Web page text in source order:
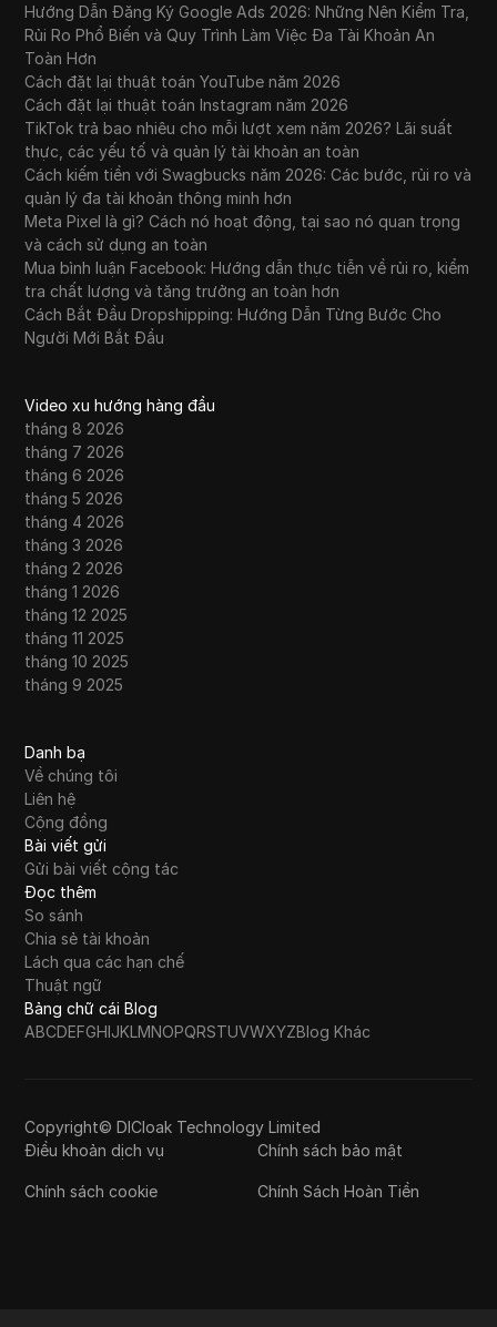
Hướng Dẫn Đăng Ký Google Ads 2026: Những Nên Kiểm Tra,
Rủi Ro Phổ Biến và Quy Trình Làm Việc Đa Tài Khoản An
Toàn Hơn
Cách đặt lại thuật toán YouTube năm 2026
Cách đặt lại thuật toán Instagram năm 2026
TikTok trả bao nhiêu cho mỗi lượt xem năm 2026? Lãi suất
thực, các yếu tố và quản lý tài khoản an toàn
Cách kiếm tiền với Swagbucks năm 2026: Các bước, rủi ro và
quản lý đa tài khoản thông minh hơn
Meta Pixel là gì? Cách nó hoạt động, tại sao nó quan trọng
và cách sử dụng an toàn
Mua bình luận Facebook: Hướng dẫn thực tiễn về rủi ro, kiểm
tra chất lượng và tăng trưởng an toàn hơn
Cách Bắt Đầu Dropshipping: Hướng Dẫn Từng Bước Cho
Người Mới Bắt Đầu
Video xu hướng hàng đầu
tháng 8 2026
tháng 7 2026
tháng 6 2026
tháng 5 2026
tháng 4 2026
tháng 3 2026
tháng 2 2026
tháng 1 2026
tháng 12 2025
tháng 11 2025
tháng 10 2025
tháng 9 2025
Danh bạ
Về chúng tôi
Liên hệ
Cộng đồng
Bài viết gửi
Gửi bài viết cộng tác
Đọc thêm
So sánh
Chia sẻ tài khoản
Lách qua các hạn chế
Thuật ngữ
Bảng chữ cái Blog
ABCDEFGHIJKLMNOPQRSTUVWXYZBlog Khác
Copyright© DICloak Technology Limited
Điều khoản dịch vụ
Chính sách bảo mật
Chính sách cookie Chính Sách Hoàn Tiền